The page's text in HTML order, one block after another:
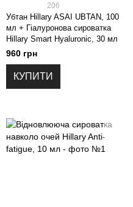
206
Убтан Hillary ASAI UBTAN, 100
мл + Гіалуронова сироватка
Hillary Smart Hyaluronic, 30 мл
960 грн
КУПИТИ